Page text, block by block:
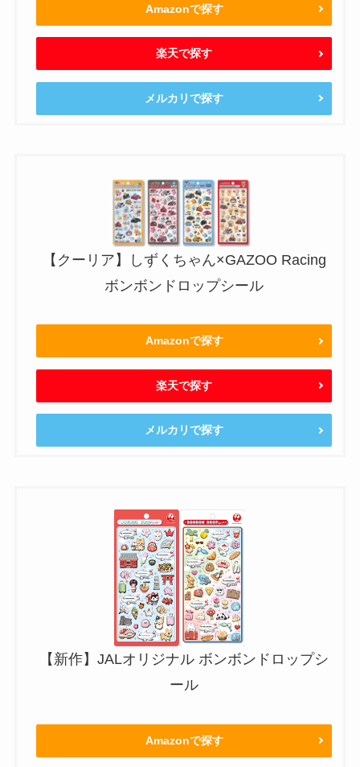
Amazonで探す
楽天で探す
メルカリで探す
【クーリア】しずくちゃん×GAZOO Racing
ボンボンドロップシール
Amazonで探す
楽天で探す
メルカリで探す
【新作】JALオリジナル ボンボンドロップシ
ール
Amazonで探す